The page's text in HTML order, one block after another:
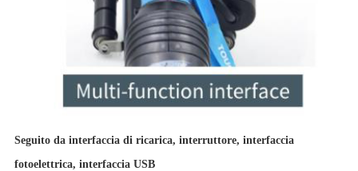
Seguito da interfaccia di ricarica, interruttore, interfaccia
fotoelettrica, interfaccia USB